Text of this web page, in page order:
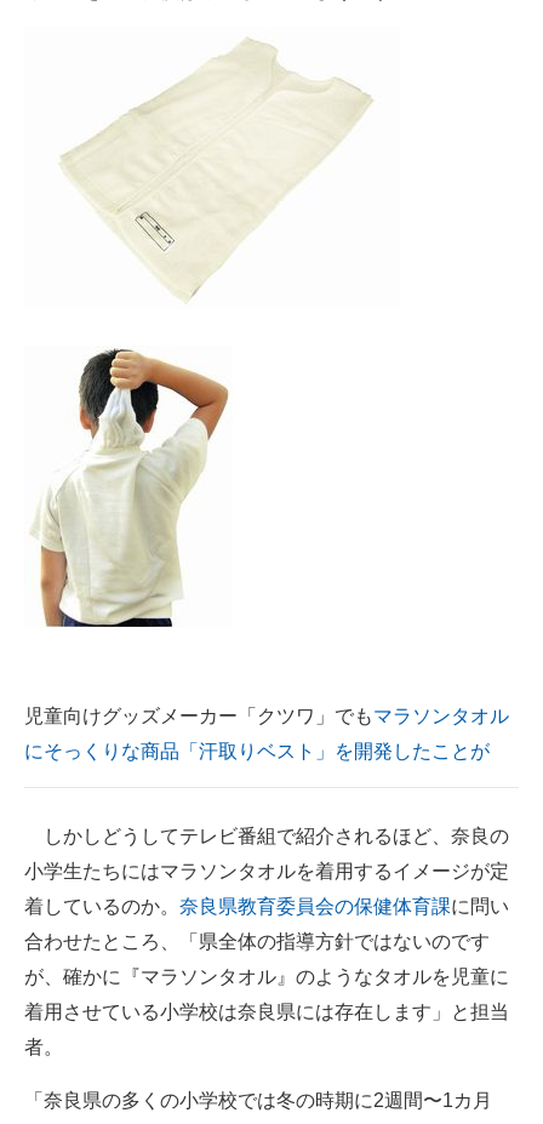
児童向けグッズメーカー「クツワ」でもマラソンタオル
にそっくりな商品「汗取りベスト」を開発したことが
しかしどうしてテレビ番組で紹介されるほど、奈良の
小学生たちにはマラソンタオルを着用するイメージが定
着しているのか。 奈良県教育委員会の保健体育課に問い
合わせたところ、「県全体の指導方針ではないのです
が、確かに『マラソンタオル』のようなタオルを児童に
着用させている小学校は奈良県には存在します」と担当
者。
「奈良県の多くの小学校では冬の時期に2週間〜1カ月